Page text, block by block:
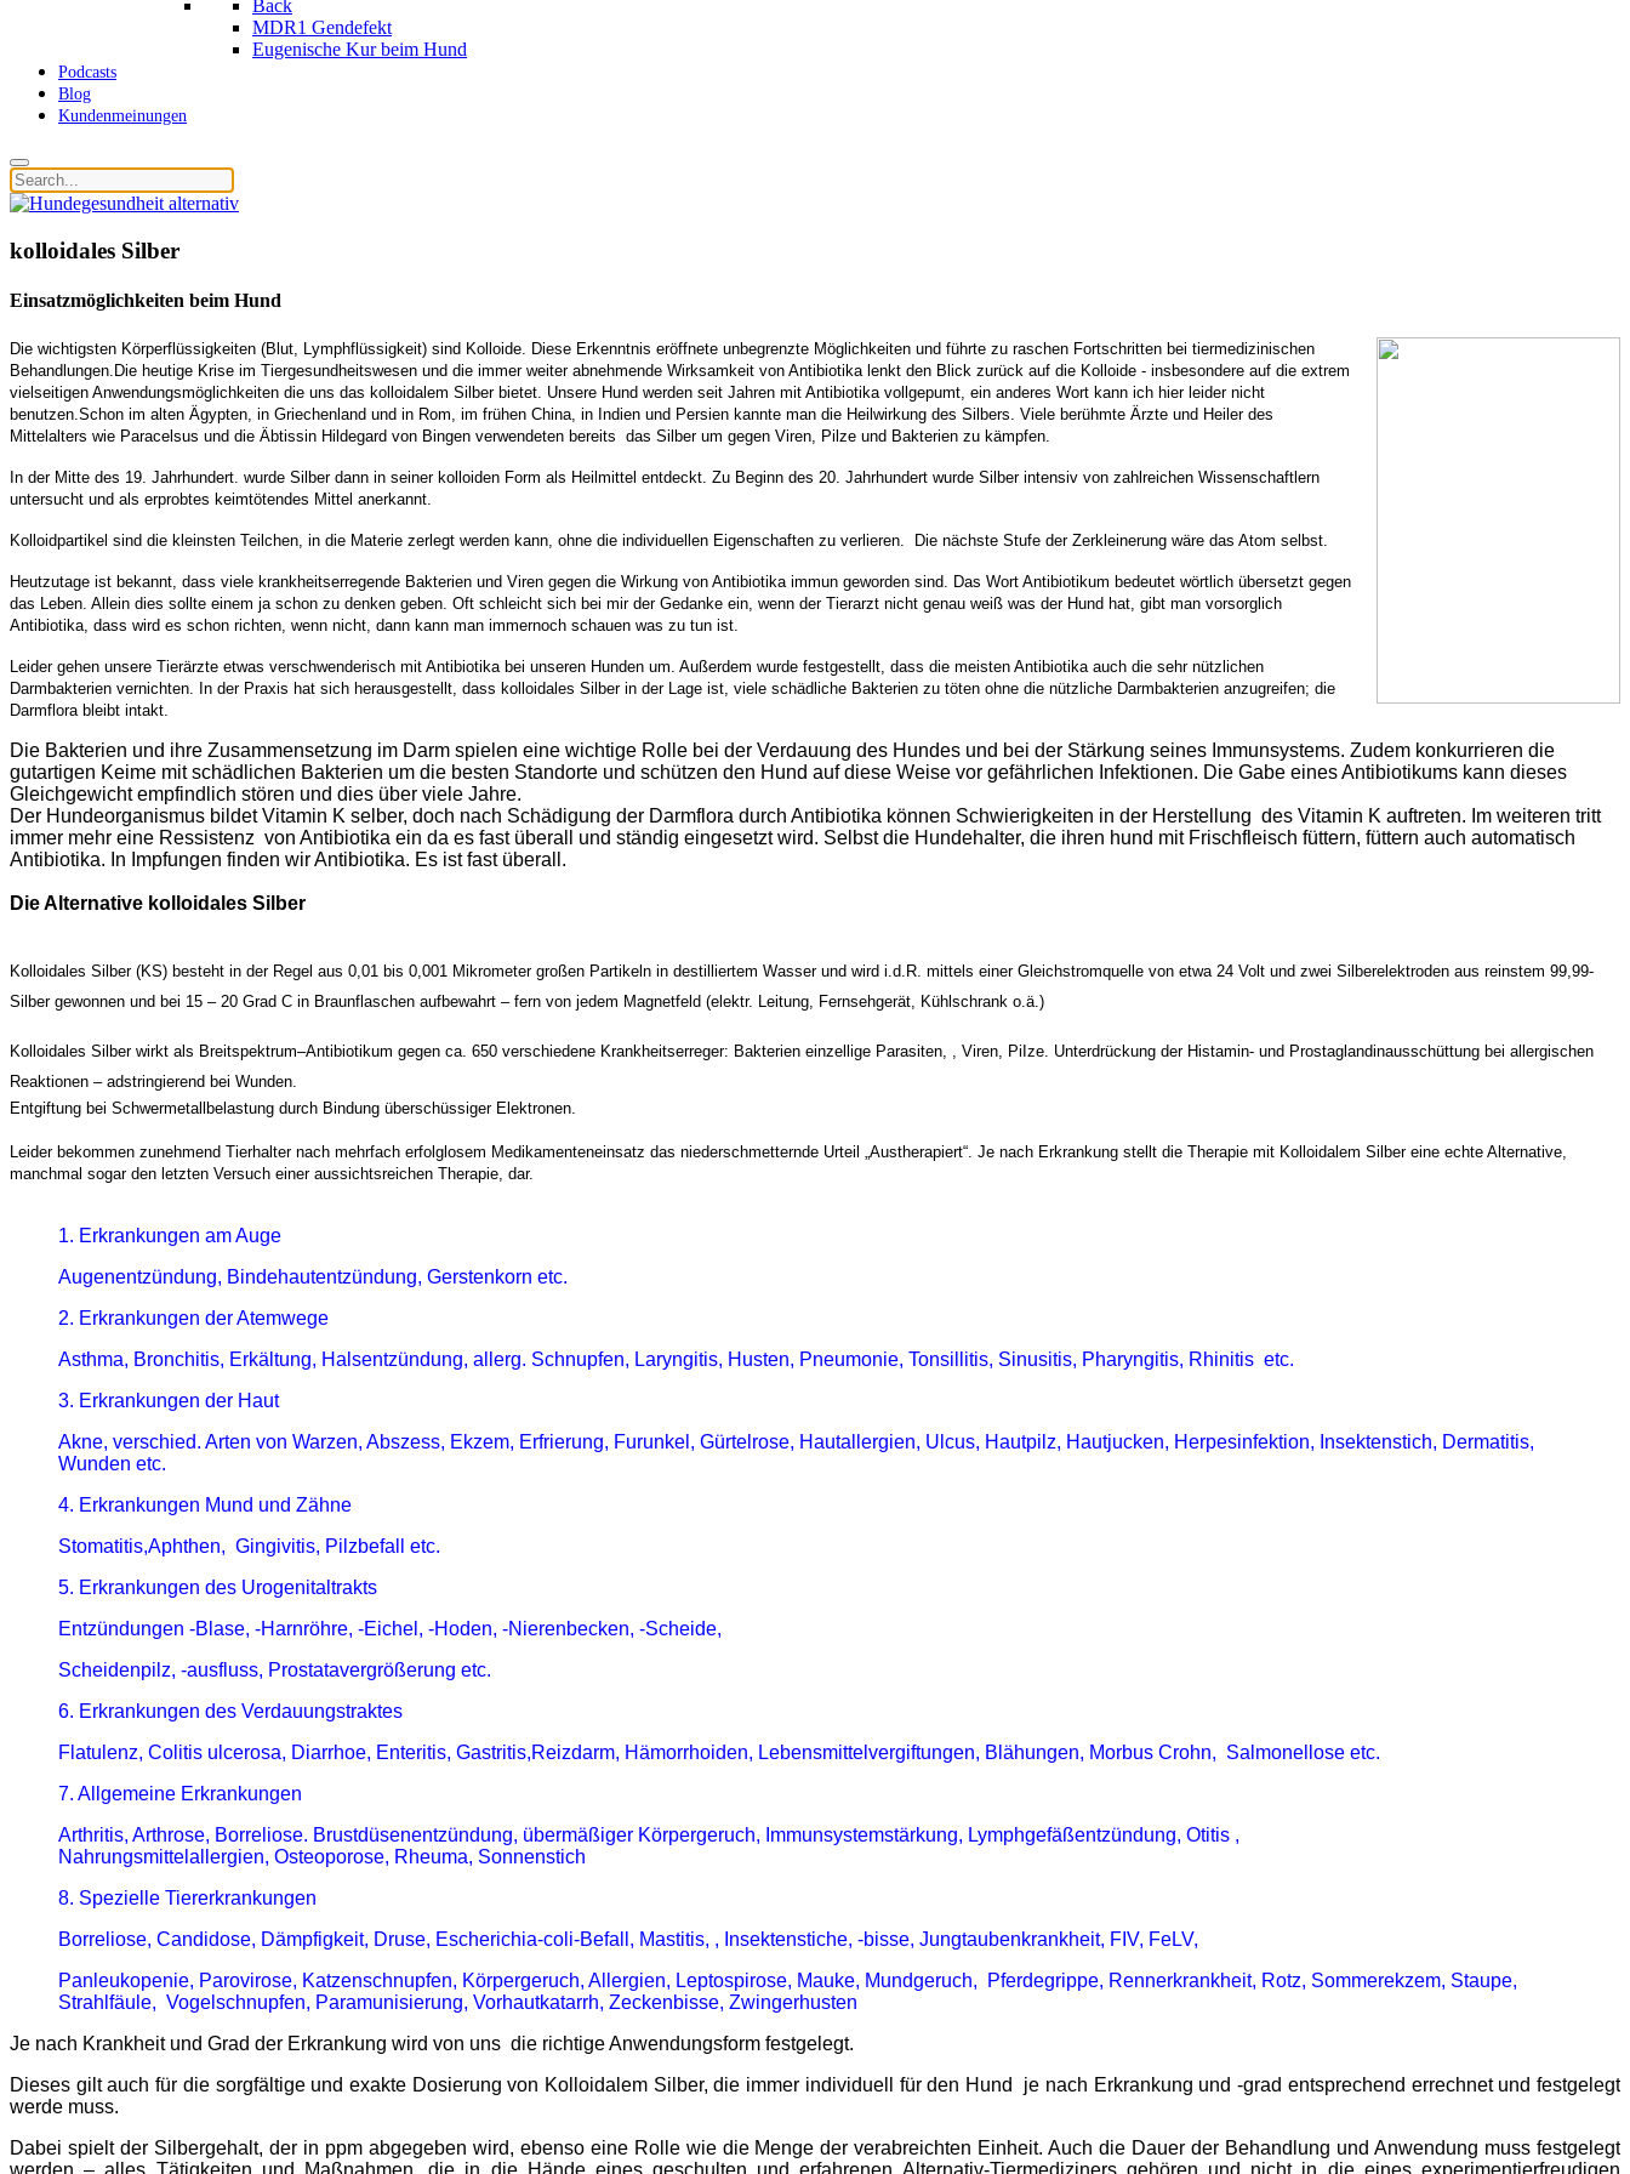
Back
MDR1 Gendefekt
Eugenische Kur beim Hund
Podcasts
Blog
Kundenmeinungen
kolloidales Silber
Einsatzmöglichkeiten beim Hund
Die wichtigsten Körperflüssigkeiten (Blut, Lymphflüssigkeit) sind Kolloide. Diese Erkenntnis eröffnete unbegrenzte Möglichkeiten und führte zu raschen Fortschritten bei tiermedizinischen
Behandlungen.Die heutige Krise im Tiergesundheitswesen und die immer weiter abnehmende Wirksamkeit von Antibiotika lenkt den Blick zurück auf die Kolloide - insbesondere auf die extrem
vielseitigen Anwendungsmöglichkeiten die uns das kolloidalem Silber bietet. Unsere Hund werden seit Jahren mit Antibiotika vollgepumt, ein anderes Wort kann ich hier leider nicht
benutzen.Schon im alten Ägypten, in Griechenland und in Rom, im frühen China, in Indien und Persien kannte man die Heilwirkung des Silbers. Viele berühmte Ärzte und Heiler des
Mittelalters wie Paracelsus und die Äbtissin Hildegard von Bingen verwendeten bereits das Silber um gegen Viren, Pilze und Bakterien zu kämpfen.
In der Mitte des 19. Jahrhundert. wurde Silber dann in seiner kolloiden Form als Heilmittel entdeckt. Zu Beginn des 20. Jahrhundert wurde Silber intensiv von zahlreichen Wissenschaftlern
untersucht und als erprobtes keimtötendes Mittel anerkannt.
Kolloidpartikel sind die kleinsten Teilchen, in die Materie zerlegt werden kann, ohne die individuellen Eigenschaften zu verlieren. Die nächste Stufe der Zerkleinerung wäre das Atom selbst.
Heutzutage ist bekannt, dass viele krankheitserregende Bakterien und Viren gegen die Wirkung von Antibiotika immun geworden sind. Das Wort Antibiotikum bedeutet wörtlich übersetzt gegen
das Leben. Allein dies sollte einem ja schon zu denken geben. Oft schleicht sich bei mir der Gedanke ein, wenn der Tierarzt nicht genau weiß was der Hund hat, gibt man vorsorglich
Antibiotika, dass wird es schon richten, wenn nicht, dann kann man immernoch schauen was zu tun ist.
Leider gehen unsere Tierärzte etwas verschwenderisch mit Antibiotika bei unseren Hunden um. Außerdem wurde festgestellt, dass die meisten Antibiotika auch die sehr nützlichen
Darmbakterien vernichten. In der Praxis hat sich herausgestellt, dass kolloidales Silber in der Lage ist, viele schädliche Bakterien zu töten ohne die nützliche Darmbakterien anzugreifen; die
Darmflora bleibt intakt.
Die Bakterien und ihre Zusammensetzung im Darm spielen eine wichtige Rolle bei der Verdauung des Hundes und bei der Stärkung seines Immunsystems. Zudem konkurrieren die
gutartigen Keime mit schädlichen Bakterien um die besten Standorte und schützen den Hund auf diese Weise vor gefährlichen Infektionen. Die Gabe eines Antibiotikums kann dieses
Gleichgewicht empfindlich stören und dies über viele Jahre.
Der Hundeorganismus bildet Vitamin K selber, doch nach Schädigung der Darmflora durch Antibiotika können Schwierigkeiten in der Herstellung des Vitamin K auftreten. Im weiteren tritt
immer mehr eine Ressistenz von Antibiotika ein da es fast überall und ständig eingesetzt wird. Selbst die Hundehalter, die ihren hund mit Frischfleisch füttern, füttern auch automatisch
Antibiotika. In Impfungen finden wir Antibiotika. Es ist fast überall.
Die Alternative kolloidales Silber
Kolloidales Silber (KS) besteht in der Regel aus 0,01 bis 0,001 Mikrometer großen Partikeln in destilliertem Wasser und wird i.d.R. mittels einer Gleichstromquelle von etwa 24 Volt und zwei Silberelektroden aus reinstem 99,99-
Silber gewonnen und bei 15 – 20 Grad C in Braunflaschen aufbewahrt – fern von jedem Magnetfeld (elektr. Leitung, Fernsehgerät, Kühlschrank o.ä.)
Kolloidales Silber wirkt als Breitspektrum–Antibiotikum gegen ca. 650 verschiedene Krankheitserreger: Bakterien einzellige Parasiten, , Viren, PiIze. Unterdrückung der Histamin- und Prostaglandinausschüttung bei allergischen
Reaktionen – adstringierend bei Wunden.
Entgiftung bei Schwermetallbelastung durch Bindung überschüssiger Elektronen.
Leider bekommen zunehmend Tierhalter nach mehrfach erfolglosem Medikamenteneinsatz das niederschmetternde Urteil „Austherapiert“. Je nach Erkrankung stellt die Therapie mit Kolloidalem Silber eine echte Alternative,
manchmal sogar den letzten Versuch einer aussichtsreichen Therapie, dar.
1. Erkrankungen am Auge
Augenentzündung, Bindehautentzündung, Gerstenkorn etc.
2. Erkrankungen der Atemwege
Asthma, Bronchitis, Erkältung, Halsentzündung, allerg. Schnupfen, Laryngitis, Husten, Pneumonie, Tonsillitis, Sinusitis, Pharyngitis, Rhinitis etc.
3. Erkrankungen der Haut
Akne, verschied. Arten von Warzen, Abszess, Ekzem, Erfrierung, Furunkel, Gürtelrose, Hautallergien, Ulcus, Hautpilz, Hautjucken, Herpesinfektion, Insektenstich, Dermatitis,
Wunden etc.
4. Erkrankungen Mund und Zähne
Stomatitis,Aphthen, Gingivitis, Pilzbefall etc.
5. Erkrankungen des Urogenitaltrakts
Entzündungen -Blase, -Harnröhre, -Eichel, -Hoden, -Nierenbecken, -Scheide,
Scheidenpilz, -ausfluss, Prostatavergrößerung etc.
6. Erkrankungen des Verdauungstraktes
Flatulenz, Colitis ulcerosa, Diarrhoe, Enteritis, Gastritis,Reizdarm, Hämorrhoiden, Lebensmittelvergiftungen, Blähungen, Morbus Crohn, Salmonellose etc.
7. Allgemeine Erkrankungen
Arthritis, Arthrose, Borreliose. Brustdüsenentzündung, übermäßiger Körpergeruch, Immunsystemstärkung, Lymphgefäßentzündung, Otitis ,
Nahrungsmittelallergien, Osteoporose, Rheuma, Sonnenstich
8. Spezielle Tiererkrankungen
Borreliose, Candidose, Dämpfigkeit, Druse, Escherichia-coli-Befall, Mastitis, , Insektenstiche, -bisse, Jungtaubenkrankheit, FIV, FeLV,
Panleukopenie, Parovirose, Katzenschnupfen, Körpergeruch, Allergien, Leptospirose, Mauke, Mundgeruch, Pferdegrippe, Rennerkrankheit, Rotz, Sommerekzem, Staupe,
Strahlfäule, Vogelschnupfen, Paramunisierung, Vorhautkatarrh, Zeckenbisse, Zwingerhusten
Je nach Krankheit und Grad der Erkrankung wird von uns die richtige Anwendungsform festgelegt.
Dieses gilt auch für die sorgfältige und exakte Dosierung von Kolloidalem Silber, die immer individuell für den Hund je nach Erkrankung und -grad entsprechend errechnet und festgelegt
werde muss.
Dabei spielt der Silbergehalt, der in ppm abgegeben wird, ebenso eine Rolle wie die Menge der verabreichten Einheit. Auch die Dauer der Behandlung und Anwendung muss festgelegt